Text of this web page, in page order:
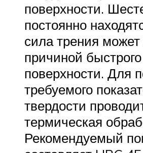
поверхности.
постоянно
сила трения может
причиной
поверхности. Для
требуемого
твердости
термическая
Рекомендуемый